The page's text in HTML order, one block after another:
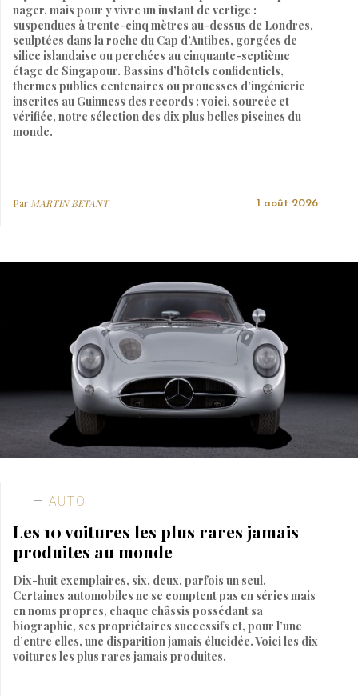
nager, mais pour y vivre un instant de vertige :
suspendues à trente-cinq mètres au-dessus de Londres,
sculptées dans la roche du Cap d’Antibes, gorgées de
silice islandaise ou perchées au cinquante-septième
étage de Singapour. Bassins d’hôtels confidentiels,
thermes publics centenaires ou prouesses d’ingénierie
inscrites au Guinness des records : voici, sourcée et
vérifiée, notre sélection des dix plus belles piscines du
monde.
Par MARTIN BETANT 1 août 2026
AUTO
Les 10 voitures les plus rares jamais
produites au monde
Dix-huit exemplaires, six, deux, parfois un seul.
Certaines automobiles ne se comptent pas en séries mais
en noms propres, chaque châssis possédant sa
biographie, ses propriétaires successifs et, pour l’une
d’entre elles, une disparition jamais élucidée. Voici les dix
voitures les plus rares jamais produites.